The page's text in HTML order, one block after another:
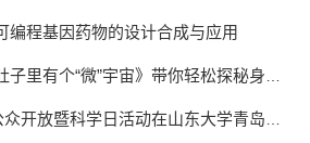
编程基因药物的设计合成与应用
里有个“微”宇宙》带你轻松探秘身体里
众开放暨科学日活动在山东大学青岛校区